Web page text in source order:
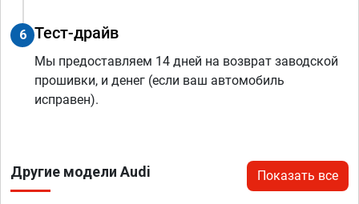
6 Тест-драйв
Мы предоставляем 14 дней на возврат заводской
прошивки, и денег (если ваш автомобиль
исправен).
Другие модели Audi Показать все